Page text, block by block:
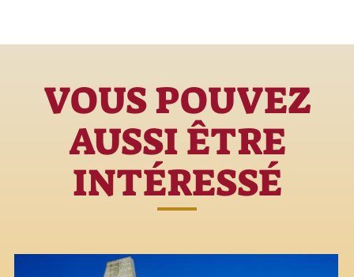
VOUS POUVEZ
AUSSI ÊTRE
INTÉRESSÉ